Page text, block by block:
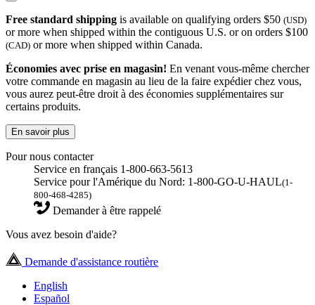
Free standard shipping is available on qualifying orders $50 (USD)
or more when shipped within the contiguous U.S. or on orders $100
(CAD) or more when shipped within Canada.
Économies avec prise en magasin! En venant vous-même chercher
votre commande en magasin au lieu de la faire expédier chez vous,
vous aurez peut-être droit à des économies supplémentaires sur
certains produits.
En savoir plus
Pour nous contacter
Service en français 1-800-663-5613
Service pour l'Amérique du Nord: 1-800-GO-U-HAUL(1-
800-468-4285)
Demander à être rappelé
Vous avez besoin d'aide?
Demande d'assistance routière
English
Español